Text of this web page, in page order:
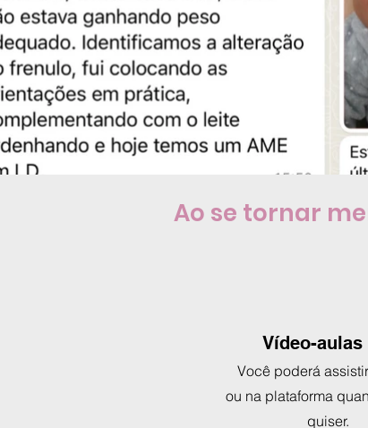
Ao se tornar
Vídeo-aulas
Você poderá
ou na plataforma
quiser.